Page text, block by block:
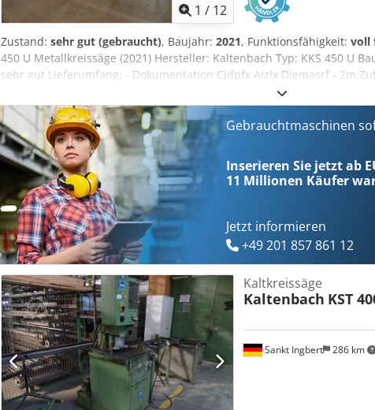
1 / 12
Zustand: sehr gut (gebraucht), Baujahr: 2021, Funktionsfähigkeit: voll
450 U Metallkreissäge (2021) Hersteller: Kaltenbach Typ: KKS 450 U
sehr gut Lieferumfang: - Dokumentation Cjdpfx Ajzlx Diemasrf - 2m
Abfuhrrollenbahn mit digitalen Materialanschlag - 2x Sägeblätter
Gebrauchtmaschinen
Inserieren Sie jetzt ab
11 Millionen Käufer
Jetzt informieren
+49 201 857 861 12
Sankt Ingbert 286 km
Kaltkreissäge
Kaltenbach KST